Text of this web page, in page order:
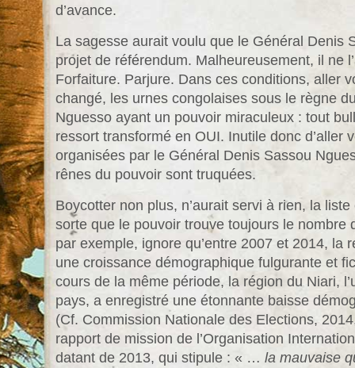
d’avance.
La sagesse aurait voulu que le Général Denis
projet de référendum. Malheureusement, il ne
Forfaiture. Parjure. Dans ces conditions, aller
changé, les urnes congolaises sous le règne
Nguesso ayant un pouvoir miraculeux : tout
ressort transformé en OUI. Inutile donc d’aller
organisées par le Général Denis Sassou
rênes du pouvoir sont truquées.
Boycotter non plus, n’aurait servi à rien, la
sorte que le pouvoir trouve toujours le nombre
par exemple, ignore qu’entre 2007 et 2014, la
une croissance démographique fulgurante et
cours de la même période, la région du Niari,
pays, a enregistré une étonnante baisse
(Cf. Commission Nationale des Elections,
rapport de mission de l’Organisation
datant de 2013, qui stipule : « … la mauvaise